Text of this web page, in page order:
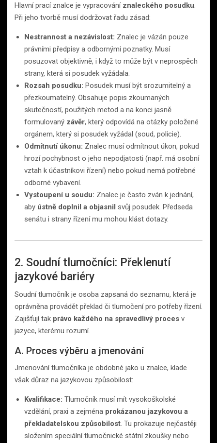
Hlavní prací znalce je vypracování znaleckého posudku.
Při jeho tvorbě musí dodržovat řadu zásad:
Nestrannost a nezávislost: Znalec je vázán pouze
právními předpisy a odbornými poznatky. Musí
posuzovat objektivně, i když to může být v neprospěch
strany, která si posudek vyžádala.
Rozsah posudku: Posudek musí být srozumitelný a
přezkoumatelný. Obsahuje popis zkoumaných
skutečností, použitých metod a na konci jasně
formulovaný závěr, který odpovídá na otázky položené
orgánem, který si posudek vyžádal (soud, policie).
Odmítnutí úkonu: Znalec musí odmítnout úkon, pokud
hrozí pochybnost o jeho nepodjatosti (např. má osobní
vztah k účastníkovi řízení) nebo pokud nemá potřebné
odborné vybavení.
Vystoupení u soudu: Znalec je často zván k jednání,
aby ústně doplnil a objasnil svůj posudek. Předseda
senátu i strany řízení mu mohou klást dotazy.
2. Soudní tlumočníci: Překlenutí
jazykové bariéry
Soudní tlumočník je osoba zapsaná do seznamu, která je
oprávněna provádět překlad či tlumočení pro potřeby řízení.
Zajišťují tak právo každého na spravedlivý proces v
jazyce, kterému rozumí.
A. Proces výběru a jmenování
Jmenování tlumočníka je obdobné jako u znalce, klade
však důraz na jazykovou způsobilost:
Kvalifikace: Tlumočník musí mít vysokoškolské
vzdělání, praxi a zejména prokázanou jazykovou a
překladatelskou způsobilost. Tu prokazuje nejčastěji
složením speciální tlumočnické státní zkoušky nebo